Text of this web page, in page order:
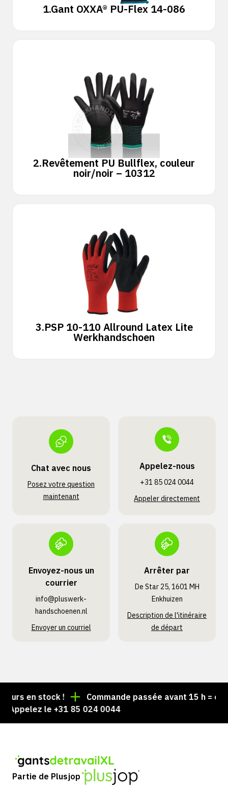
1.Gant OXXA® PU-Flex 14-086
2.Revêtement PU Bullflex, couleur
noir/noir – 10312
3.PSP 10-110 Allround Latex Lite
Werkhandschoen
Chat avec nous
Posez votre question
maintenant
Appelez-nous
+31 85 024 0044
Appeler directement
Envoyez-nous un
courrier
info@pluswerk­
handschoenen.nl
Envoyer un courriel
Arrêter par
De Star 25, 1601 MH
Enkhuizen
Description de l'itinéraire
de départ
en stock !
Commande passée avant 15 h =
le +31 85 024 0044
Partie de Plusjop